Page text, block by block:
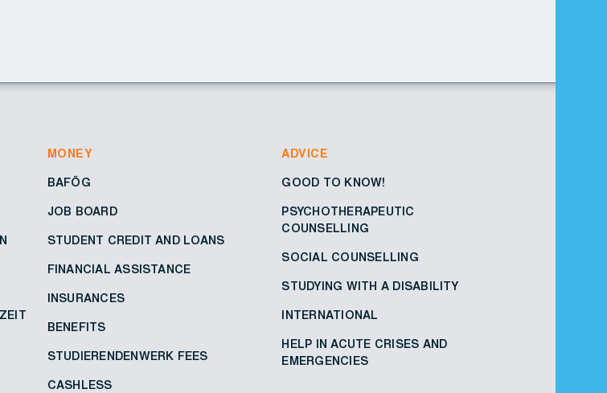
MONEY
BAFÖG
JOB BOARD
STUDENT CREDIT AND LOANS
FINANCIAL ASSISTANCE
INSURANCES
BENEFITS
STUDIERENDENWERK FEES
CASHLESS
ADVICE
GOOD TO KNOW!
PSYCHOTHERAPEUTIC
COUNSELLING
SOCIAL COUNSELLING
STUDYING WITH A DISABILITY
INTERNATIONAL
HELP IN ACUTE CRISES AND
EMERGENCIES